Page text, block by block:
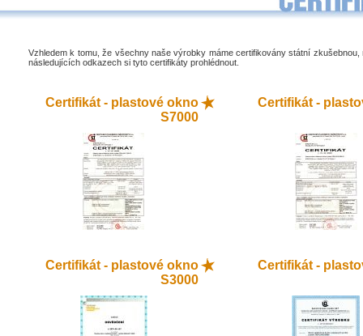
Vzhledem k tomu, že všechny naše výrobky máme certifikovány státní zkušebnou,
následujících odkazech si tyto certifikáty prohlédnout.
Certifikát - plastové okno
S7000
Certifikát -
Certifikát - plastové okno
S3000
Certifikát -